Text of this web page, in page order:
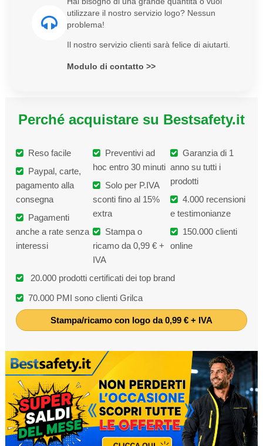
utilizzare il nostro servizio logo? Nessun
problema!
Il nostro servizio clienti sarà felice di aiutarti.
Modulo di contatto >>
Perché acquistare su Bestsafety.it
Reso facile
Paypal, carte,
pagamento alla
consegna
Pagamenti
anche a rate senza
interessi
Preventivi ad
hoc entro 30 minuti
Solo per P.IVA
sconti fino al 15%
extra
Stampa o
ricamo da 0,99 € +
IVA
Garanzia di 1
anno su tutti i
prodotti
4.000 recensioni
e testimonianze
150.000 clienti
online
20.000 prodotti certificati dei top brand
70.000 PMI sono clienti Grilca
Stampa/ricamo con logo da 0,99 € + IVA